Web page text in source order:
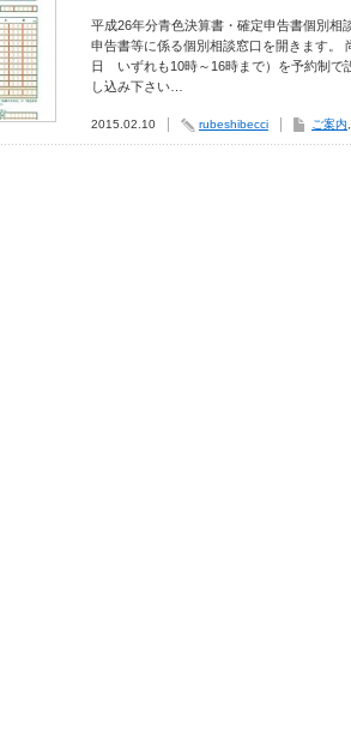
平成26年分青色決算書・確定申告書個別相
申告書等に係る個別相談窓口を開きます。
日 いずれも10時～16時まで）を予約制で
し込み下さい…
2015.02.10 rubeshibecci ご案内